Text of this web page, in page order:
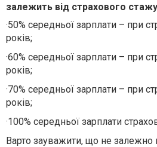
залежить від страхового
·50% середньої зарплати – при
років;
·60% середньої зарплати – при
років;
·70% середньої зарплати – при
років;
·100% середньої зарплати
Варто зауважити, що не залежно